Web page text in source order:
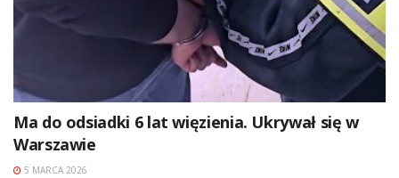
Ma do odsiadki 6 lat więzienia. Ukrywał się w
Warszawie
5 MARCA 2026